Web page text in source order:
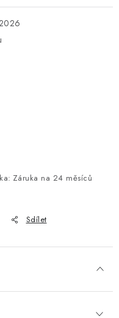
: Záruka na 24 měsíců
Sdílet